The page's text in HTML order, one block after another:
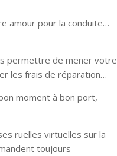
amour pour la conduite…
permettre de mener votre
les frais de réparation…
moment à bon port,
ruelles virtuelles sur la
toujours